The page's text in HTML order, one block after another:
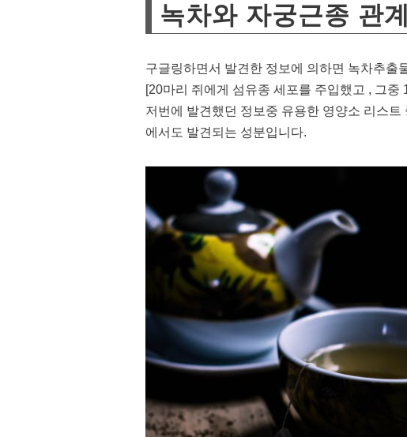
녹차와 자궁근종 관계
구글링하면서 발견한 정보에 의하면 녹차추출
[20마리 쥐에게 섬유종 세포를 주입했고 , 그
저번에 발견했던 정보중 유용한 영양소 리스
에서도 발견되는 성분입니다.